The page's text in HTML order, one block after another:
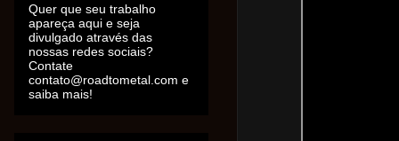
Quer que seu trabalho
apareça aqui e seja
divulgado através das
nossas redes sociais?
Contate
contato@roadtometal.com e
saiba mais!